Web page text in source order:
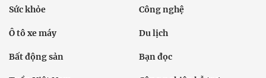
Sức khỏe Công nghệ
Ô tô xe máy Du lịch
Bất động sản Bạn đọc